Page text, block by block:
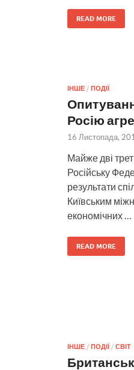
READ MORE
ІНШЕ / ПОДІЇ
Росію
16 Листопада,
Майже дві
Російську
результати
Київським
економічних …
READ MORE
ІНШЕ / ПОДІЇ/ СВІТ